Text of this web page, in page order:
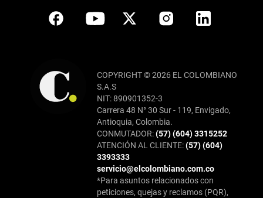
COPYRIGHT © 2026 EL COLOMBIANO
S.A.S
NIT: 890901352-3
Carrera 48 N° 30 Sur - 119, Envigado,
Antioquia, Colombia.
CONMUTADOR:(57) (604) 3315252
ATENCIÓN AL CLIENTE:(57) (604)
3393333
servicio@elcolombiano.com.co
*Para asuntos relacionados con
peticiones, quejas y reclamos (PQR),